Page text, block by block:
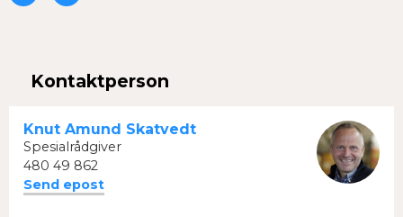
Kontaktperson
Knut Amund Skatvedt
Spesialrådgiver
480 49 862
Send epost